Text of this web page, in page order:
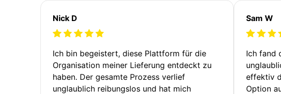
Nick D
Ich bin begeistert, diese Plattform für die
Organisation meiner Lieferung entdeckt zu
haben. Der gesamte Prozess verlief
unglaublich reibungslos und hat mich
Sam W
Ich fand
effektiv
Option